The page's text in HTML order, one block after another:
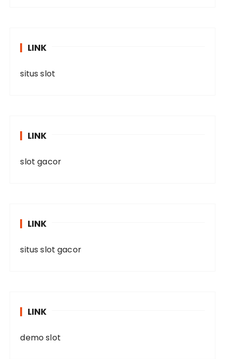
LINK
situs slot
LINK
slot gacor
LINK
situs slot gacor
LINK
demo slot